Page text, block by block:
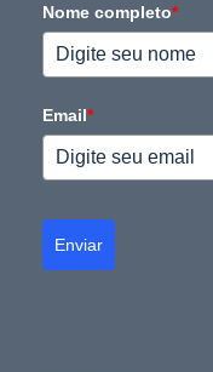
Nome completo*
Email*
Enviar